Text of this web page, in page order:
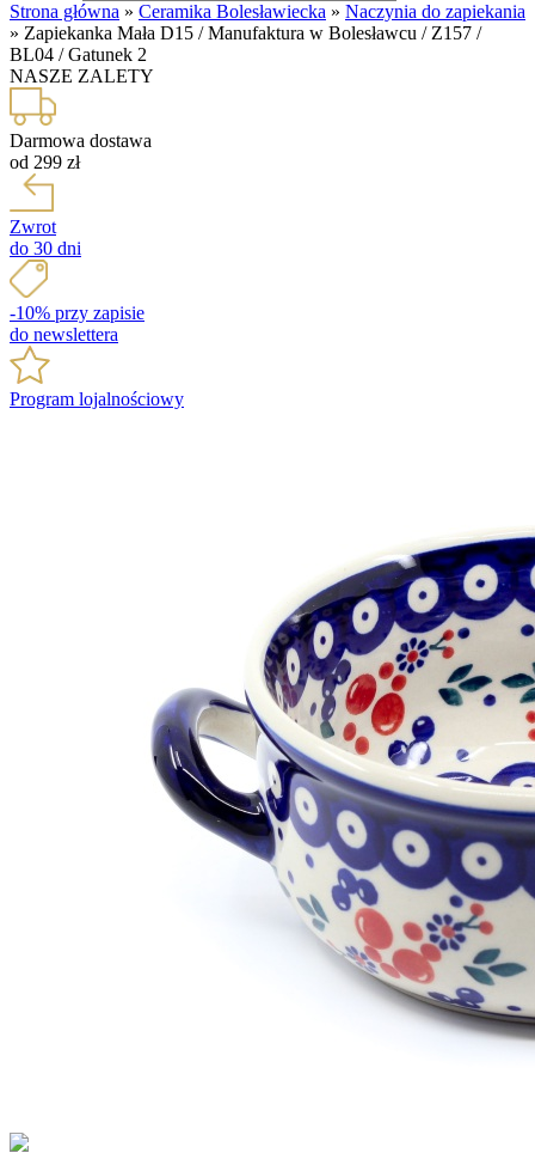
Strona główna » Ceramika Bolesławiecka » Naczynia do zapiekania
» Zapiekanka Mała D15 / Manufaktura w Bolesławcu / Z157 /
BL04 / Gatunek 2
NASZE ZALETY
Darmowa dostawa
od 299 zł
Zwrot
do 30 dni
-10% przy zapisie
do newslettera
Program lojalnościowy